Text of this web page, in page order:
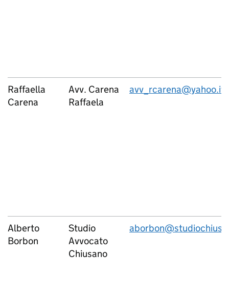
Raffaella
Carena
Avv. Carena
Raffaela
avv_rcarena@yahoo.it
Alberto
Borbon
Studio
Avvocato
Chiusano